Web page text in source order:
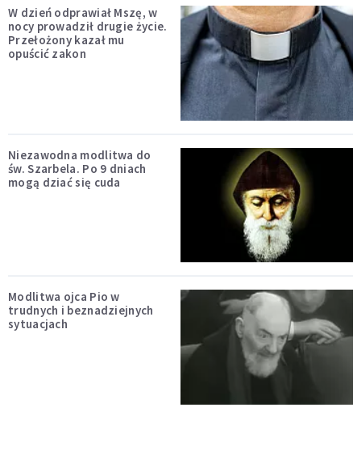
W dzień odprawiał Mszę, w
nocy prowadził drugie życie.
Przełożony kazał mu
opuścić zakon
Niezawodna modlitwa do
św. Szarbela. Po 9 dniach
mogą dziać się cuda
Modlitwa ojca Pio w
trudnych i beznadziejnych
sytuacjach